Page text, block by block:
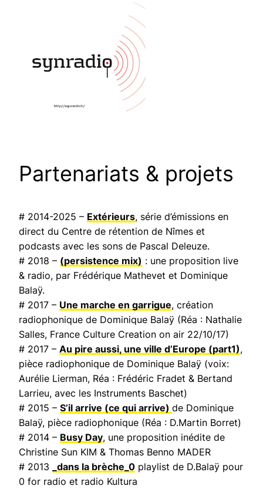
Partenariats & projets
# 2014-2025 – Extérieurs, série d’émissions en
direct du Centre de rétention de Nîmes et
podcasts avec les sons de Pascal Deleuze.
# 2018 – (persistence mix) : une proposition live
& radio, par Frédérique Mathevet et Dominique
Balaÿ.
# 2017 – Une marche en garrigue, création
radiophonique de Dominique Balaÿ (Réa : Nathalie
Salles, France Culture Creation on air 22/10/17)
# 2017 – Au pire aussi, une ville d’Europe (part1),
pièce radiophonique de Dominique Balaÿ (voix:
Aurélie Lierman, Réa : Frédéric Fradet & Bertand
Larrieu, avec les Instruments Baschet)
# 2015 – S’il arrive (ce qui arrive) de Dominique
Balaÿ, pièce radiophonique (Réa : D.Martin Borret)
# 2014 – Busy Day, une proposition inédite de
Christine Sun KIM & Thomas Benno MADER
# 2013
_dans la brèche_0 playlist de D.Balaÿ pour
0 for radio et radio Kultura